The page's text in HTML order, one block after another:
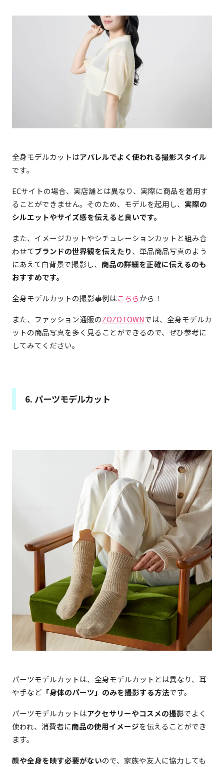
全身モデルカットはアパレルでよく使われる撮影スタイル
です。
ECサイトの場合、実店舗とは異なり、実際に商品を着用す
ることができません。そのため、モデルを起用し、 実際の
シルエットやサイズ感を伝えると良いです。
また、イメージカットやシチュレーションカットと組み合
わせてブランドの世界観を伝えたり、単品商品写真のよう
にあえて白背景で撮影し、 商品の詳細を正確に伝えるのも
おすすめです。
全身モデルカットの撮影事例はこちらから！
また、ファッション通販のZOZOTOWNでは、全身モデルカ
ットの商品写真を多く見ることができるので、ぜひ参考に
してみてください。
6. パーツモデルカット
パーツモデルカットは、全身モデルカットとは異なり、耳
や手など 「身体のパーツ」のみを撮影する方法です。
パーツモデルカットはアクセサリーやコスメの撮影でよく
使われ、消費者に商品の使用イメージを伝えることができ
ます。
顔や全身を映す必要がないので、家族や友人に協力しても